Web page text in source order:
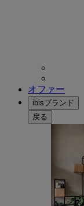
オファー
ibisブランド
戻る